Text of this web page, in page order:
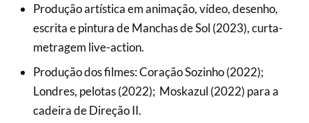
Produção artística em animação, vídeo, desenho,
escrita e pintura de Manchas de Sol (2023), curta-
metragem live-action.
Produção dos filmes: Coração Sozinho (2022);
Londres, pelotas (2022); Moskazul (2022) para a
cadeira de Direção II.